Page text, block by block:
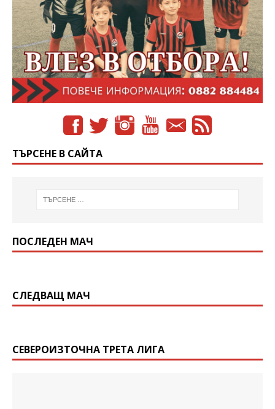
ТЪРСЕНЕ В САЙТА
ПОСЛЕДЕН МАЧ
СЛЕДВАЩ МАЧ
СЕВЕРОИЗТОЧНА ТРЕТА ЛИГА